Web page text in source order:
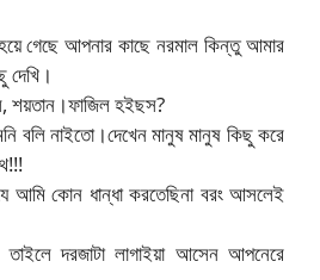
গেছে আপনার কাছে নরমাল কিন্তু আমার
শয়তান।ফাজিল হইছস?
বলি নাইতো।দেখেন মানুষ মানুষ কিছু করে
আমি কোন ধান্ধা করতেছিনা বরং আসলেই
দরজাটা লাগাইয়া আসেন আপনেরে